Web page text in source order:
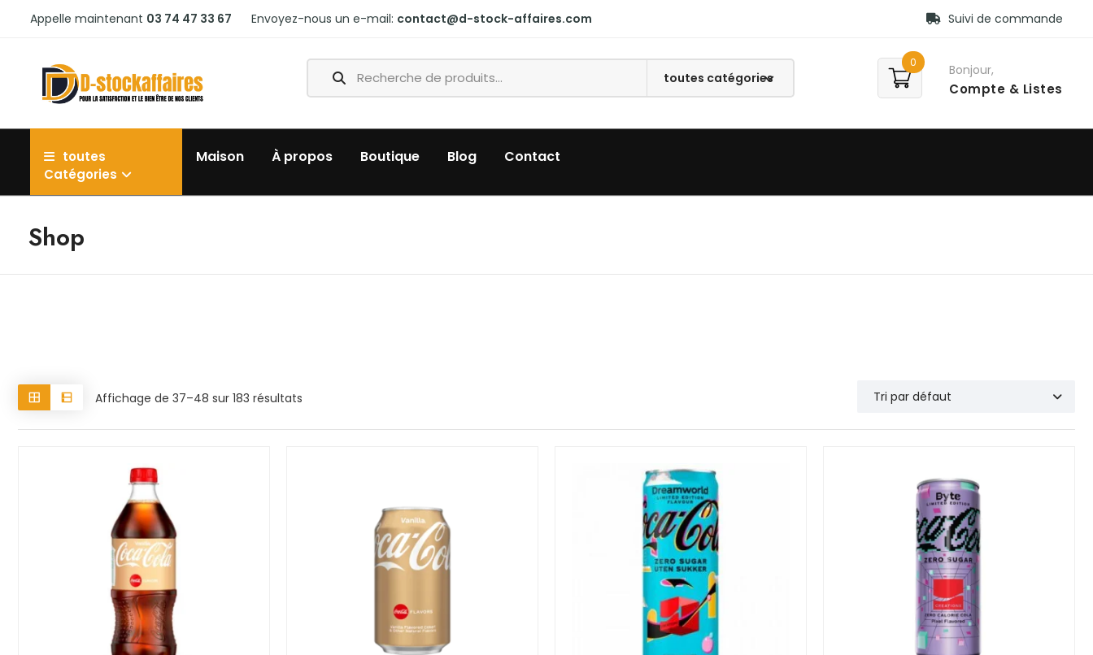
Appelle maintenant 03 74 47 33 67 Envoyez-nous un e-mail: contact@d-stock-affaires.com Suivi de commande
0 Bonjour,
Compte & Listes
toutes
Catégories
Maison À propos Boutique Blog Contact
Shop
Affichage de 37–48 sur 183 résultats